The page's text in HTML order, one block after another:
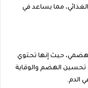
مما يساعد في
حيث إنها تحتوي
تحسين الهضم والوقاية
الدم.